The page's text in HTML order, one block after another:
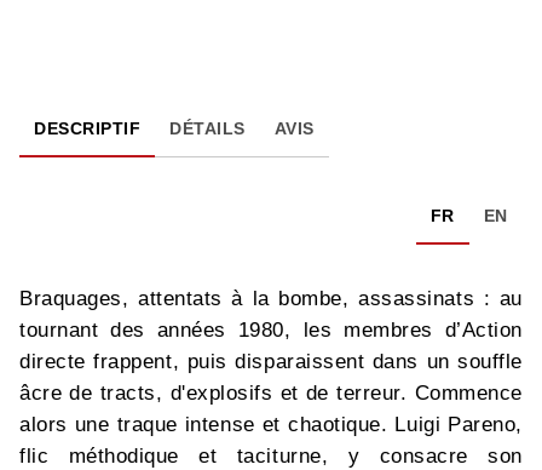
DESCRIPTIF DÉTAILS AVIS
FR EN
Braquages, attentats à la bombe, assassinats : au
tournant des années 1980, les membres d’Action
directe frappent, puis disparaissent dans un souffle
âcre de tracts, d'explosifs et de terreur. Commence
alors une traque intense et chaotique. Luigi Pareno,
flic méthodique et taciturne, y consacre son